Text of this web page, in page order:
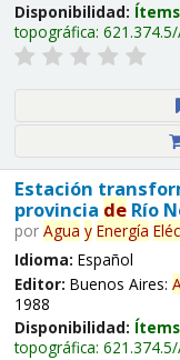
Disponibilidad:
topográfica:
Estación
provincia deRío
por Agua y Energía
Idioma: Español
Editor: Buenos Aires:
1988
Disponibilidad:
topográfica: